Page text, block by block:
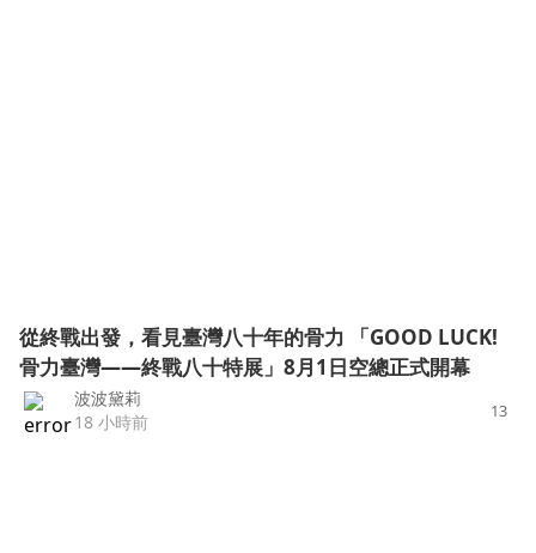
從終戰出發，看⾒臺灣八⼗年的骨⼒ 「GOOD LUCK!
骨⼒臺灣——終戰八⼗特展」8⽉1⽇空總正式開幕
波波黛莉
18 小時前
13